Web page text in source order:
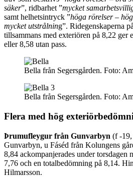
säker”, ridbarhet ”mycket
samt helhetsintryck ”höga rörelser –
mycket utstrålning”. Ridegenskaperna
tillsammans med exteriören på 8,22 ger
eller 8,58 utan pass.
Bella från Segersgården. Foto:
Bella från Segersgården. Foto:
Flera med hög
Þrumufleygur från Gunvarbyn (f -
Gunvarbyn, u Fáséd från Kolungens
8,84 ackompanjerades under torsdagen
7,76 och en totalbedömning på 8,14.
Hilmarsson.